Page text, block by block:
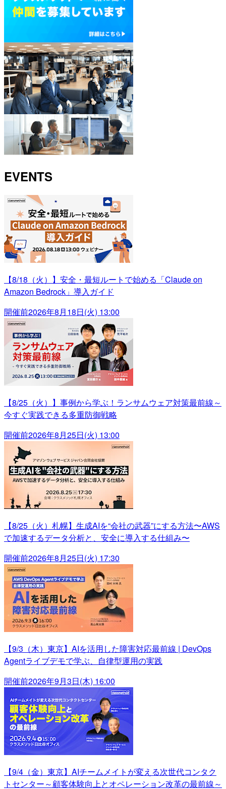
EVENTS
【8/18（火）】安全・最短ルートで始める「Claude on
Amazon Bedrock」導入ガイド
開催前2026年8月18日(火) 13:00
【8/25（火）】事例から学ぶ！ランサムウェア対策最前線～
今すぐ実践できる多重防御戦略
開催前2026年8月25日(火) 13:00
【8/25（火）札幌】生成AIを“会社の武器”にする方法〜AWS
で加速するデータ分析と、安全に導入する仕組み〜
開催前2026年8月25日(火) 17:30
【9/3（木）東京】AIを活用した障害対応最前線 | DevOps
Agentライブデモで学ぶ、自律型運用の実践
開催前2026年9月3日(木) 16:00
【9/4（金）東京】AIチームメイトが変える次世代コンタク
トセンター～顧客体験向上とオペレーション改革の最前線～